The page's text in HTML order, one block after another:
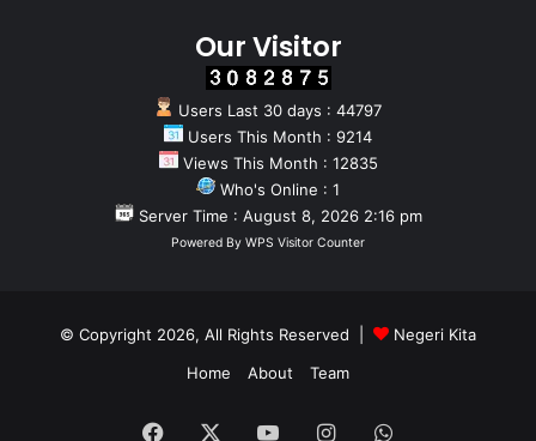
Our Visitor
Users Last 30 days : 44797
Users This Month : 9214
Views This Month : 12835
Who's Online : 1
Server Time : August 8, 2026 2:16 pm
Powered By WPS Visitor Counter
© Copyright 2026, All Rights Reserved |
Negeri Kita
Home
About Team
Facebook YouTubeInstagramWhatsApp